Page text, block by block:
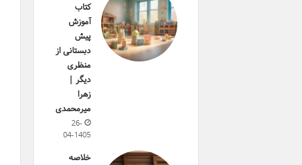
کتاب
آموزش
پیش
دبستانی از
منظری
دیگر |
زهرا
میرمحمدی
26-
04-1405
خلاصه